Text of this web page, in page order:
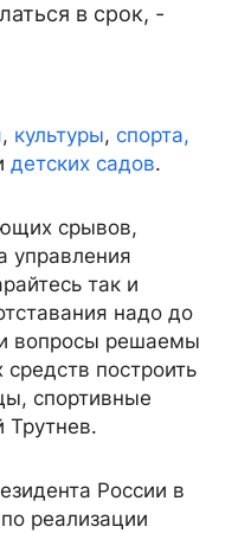
в срок, -
, культуры, спорта,
детских садов.
срывов,
управления
так и
надо до
вопросы решаемы
построить
спортивные
России в
реализации